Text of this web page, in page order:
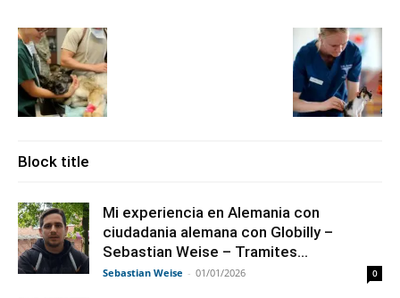
Block title
Mi experiencia en Alemania con
ciudadania alemana con Globilly –
Sebastian Weise – Tramites...
Sebastian Weise - 01/01/2026 0